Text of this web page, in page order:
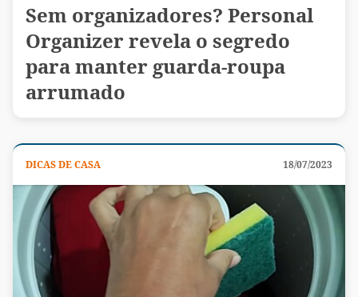
Sem organizadores? Personal
Organizer revela o segredo
para manter guarda-roupa
arrumado
DICAS DE CASA 18/07/2023